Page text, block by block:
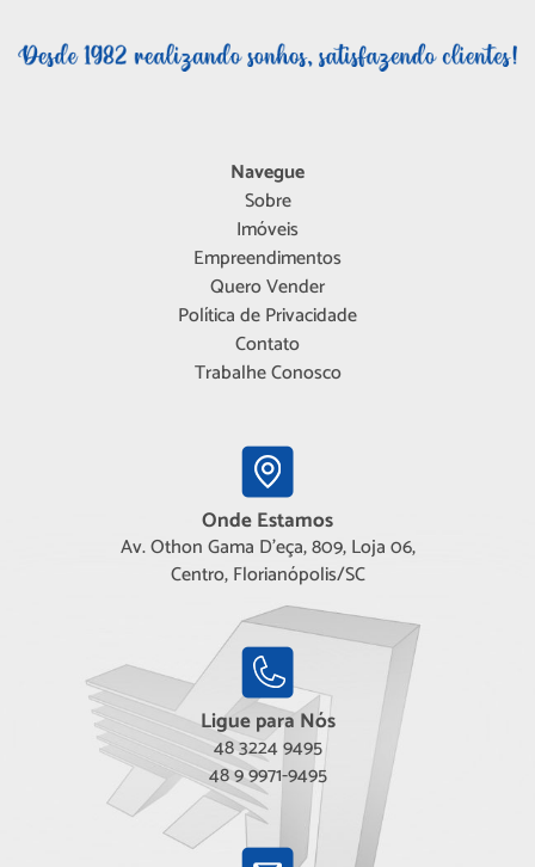
Navegue
Sobre
Imóveis
Empreendimentos
Quero Vender
Política de Privacidade
Contato
Trabalhe Conosco
Onde Estamos
Av. Othon Gama D'eça, 809, Loja 06,
Centro, Florianópolis/SC
Ligue para Nós
48 3224 9495
48 9 9971-9495